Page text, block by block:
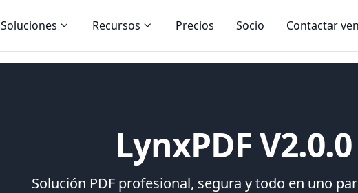
Soluciones Recursos Precios Socio Contactar
LynxPDF V2.0.0
Solución PDF profesional, segura y todo en uno